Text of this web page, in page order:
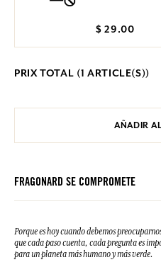
$ 29.00
PRIX TOTAL (1 ARTICLE(S))
AÑADIR
FRAGONARD SE COMPROMETE
Porque es hoy cuando debemos
que cada paso cuenta, cada pregunta es
para un planeta más humano y más verde.